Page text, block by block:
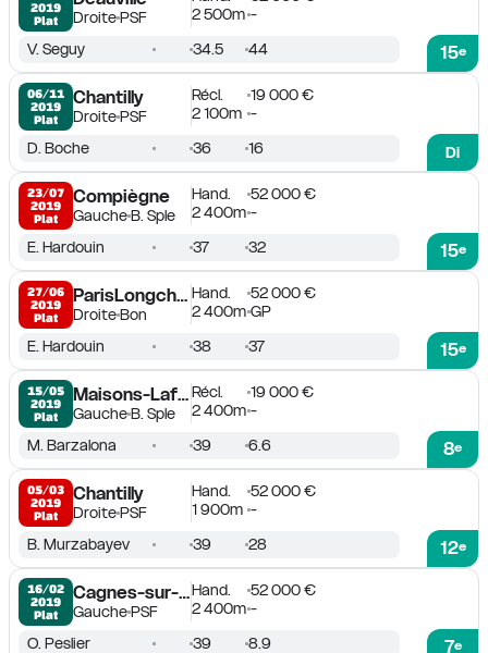
2019
Plat
DroitePSF
2 500m -
15e
V. Seguy 34.5 44
06/11
2019
Plat
Chantilly
DroitePSF
Récl.
19 000 €
2 100m -
Di
D. Boche 36 16
23/07
2019
Plat
Compiègne
GaucheB. Sple
Hand.
52 000 €
2 400m -
15e
E. Hardouin 37 32
27/06
2019
Plat
ParisLongchamp
DroiteBon
Hand.
52 000 €
2 400m GP
15e
E. Hardouin 38 37
15/05
2019
Plat
Maisons-Laffitte
GaucheB. Sple
Récl.
19 000 €
2 400m -
8e
M. Barzalona 39 6.6
05/03
2019
Plat
Chantilly
DroitePSF
Hand.
52 000 €
1 900m -
12e
B. Murzabayev 39 28
16/02
2019
Plat
Cagnes-sur-Mer
GauchePSF
Hand.
52 000 €
2 400m -
7e
O. Peslier 39 8.9